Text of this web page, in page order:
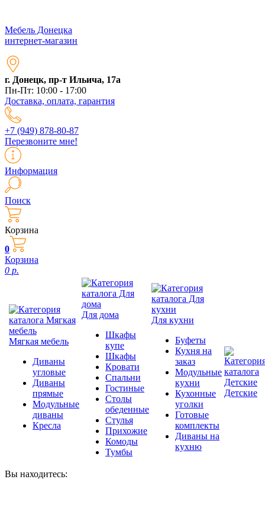
Мебель Донецка
интернет-магазин
г. Донецк, пр-т Ильича, 17а
Пн-Пт: 10:00 - 17:00
Доставка, оплата, гарантия
+7 (949) 878-80-87
Перезвоните мне!
Информация
Поиск
Корзина
0
Корзина
0 р.
Мягкая мебель
Диваны
угловые
Диваны
прямые
Модульные
диваны
Кресла
Для дома
Шкафы
купе
Шкафы
Кровати
Спальни
Гостиные
Столы
обеденные
Стулья
Прихожие
Комоды
Тумбы
Для кухни
Буфеты
Кухня на
заказ
Модульные
кухни
Кухонные
уголки
Готовые
комплекты
Диваны на
кухню
Детские
Вы находитесь: